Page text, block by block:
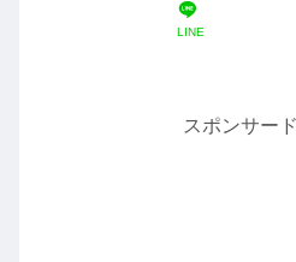
LINE
スポンサー